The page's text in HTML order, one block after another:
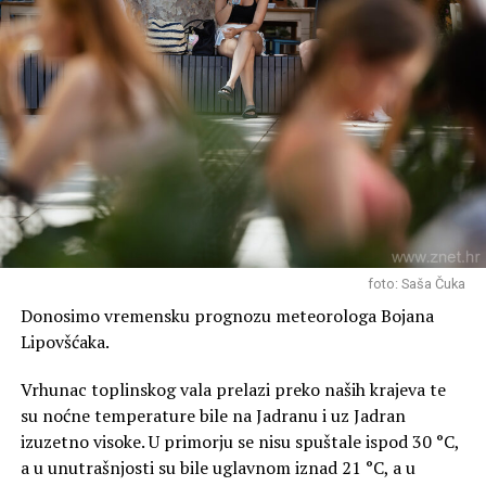
foto: Saša Čuka
Donosimo vremensku prognozu meteorologa Bojana
Lipovšćaka.
Vrhunac toplinskog vala prelazi preko naših krajeva te
su noćne temperature bile na Jadranu i uz Jadran
izuzetno visoke. U primorju se nisu spuštale ispod 30 °C,
a u unutrašnjosti su bile uglavnom iznad 21 °C, a u